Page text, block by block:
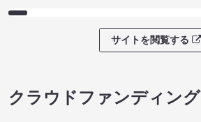
サイトを閲覧する
クラウドファンディング